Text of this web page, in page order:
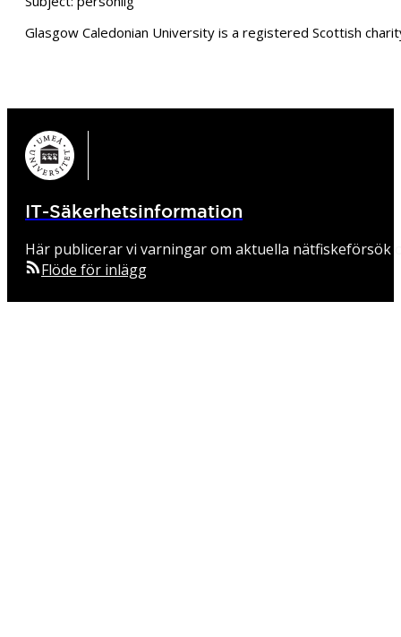
Glasgow Caledonian University is a registered Scottish
IT-Säkerhetsinformation
Här publicerar vi varningar om aktuella
Flöde för inlägg